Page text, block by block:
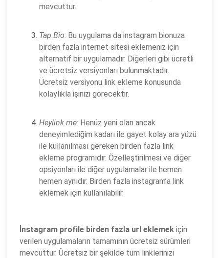
mevcuttur.
Tap.Bio: Bu uygulama da instagram bionuza
birden fazla internet sitesi eklemeniz için
alternatif bir uygulamadır. Diğerleri gibi ücretli
ve ücretsiz versiyonları bulunmaktadır.
Ücretsiz versiyonu link ekleme konusunda
kolaylıkla işinizi görecektir.
Heylink.me: Henüz yeni olan ancak
deneyimlediğim kadarı ile gayet kolay ara yüzü
ile kullanılması gereken birden fazla link
ekleme programıdır. Özelleştirilmesi ve diğer
opsiyonları ile diğer uygulamalar ile hemen
hemen aynıdır. Birden fazla instagram’a link
eklemek için kullanılabilir.
İnstagram profile birden fazla url eklemek için
verilen uygulamaların tamamının ücretsiz sürümleri
mevcuttur. Ücretsiz bir şekilde tüm linklerinizi